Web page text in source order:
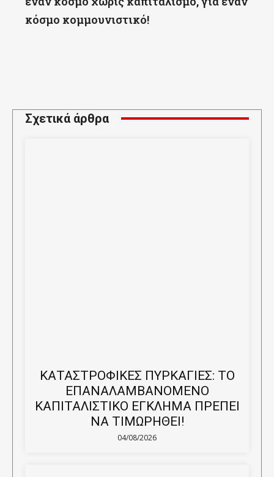
κόσμο κομμουνιστικό!
Σχετικά άρθρα
ΚΑΤΑΣΤΡΟΦΙΚΕΣ ΠΥΡΚΑΓΙΕΣ: ΤΟ
ΕΠΑΝΑΛΑΜΒΑΝΟΜΕΝΟ
ΚΑΠΙΤΑΛΙΣΤΙΚΟ ΕΓΚΛΗΜΑ ΠΡΕΠΕΙ
ΝΑ ΤΙΜΩΡΗΘΕΙ!
04/08/2026